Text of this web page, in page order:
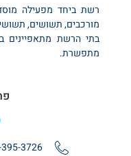
רשת ביחד מפעילה
מורכבים, תשושים, תשושי
בתי הרשת מתאפיינים
מתפשרת.
3726